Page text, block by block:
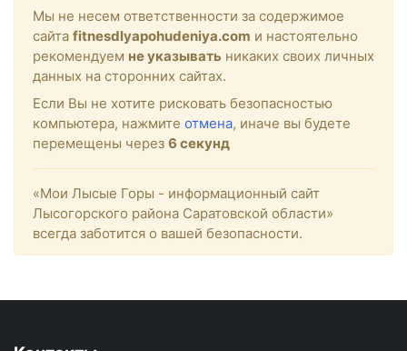
Мы не несем ответственности за содержимое
сайта fitnesdlyapohudeniya.com и настоятельно
рекомендуем не указывать никаких своих личных
данных на сторонних сайтах.
Если Вы не хотите рисковать безопасностью
компьютера, нажмите отмена, иначе вы будете
перемещены через 5 секунд
«Мои Лысые Горы - информационный сайт
Лысогорского района Саратовской области»
всегда заботится о вашей безопасности.